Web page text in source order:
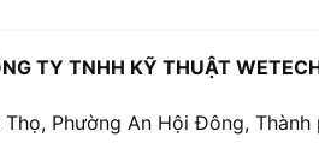
TY TNHH KỸ THUẬT
Phường An Hội Đông, Thành